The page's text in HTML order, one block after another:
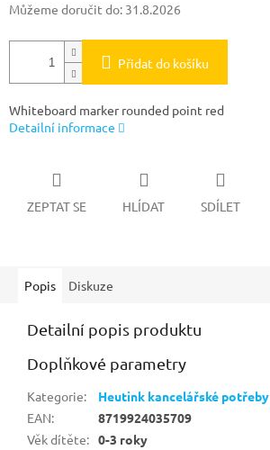
Můžeme doručit do: 31.8.2026
Přidat do košíku
Whiteboard marker rounded point red
Detailní informace
ZEPTAT SE HLÍDAT SDÍLET
Popis Diskuze
Detailní popis produktu
Doplňkové parametry
Kategorie:
Heutink kancelářské potřeby
EAN:
8719924035709
Věk dítěte: 0-3 roky